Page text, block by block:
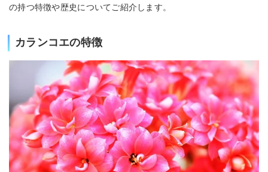
の持つ特徴や歴史についてご紹介します。
カランコエの特徴